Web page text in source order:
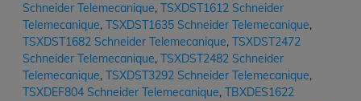
Schneider Telemecanique, TSXDST1612 Schneider
Telemecanique, TSXDST1635 Schneider Telemecanique,
TSXDST1682 Schneider Telemecanique, TSXDST2472
Schneider Telemecanique, TSXDST2482 Schneider
Telemecanique, TSXDST3292 Schneider Telemecanique,
TSXDEF804 Schneider Telemecanique, TBXDES1622